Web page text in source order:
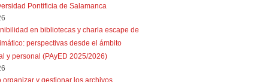
Pontificia de Salamanca
en bibliotecas y charla escape de
perspectivas desde el ámbito
y personal (PAyED 2025/2026)
organizar y gestionar los archivos